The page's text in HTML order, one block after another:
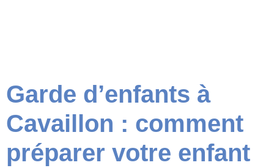
Garde d’enfants à
Cavaillon : comment
préparer votre enfant